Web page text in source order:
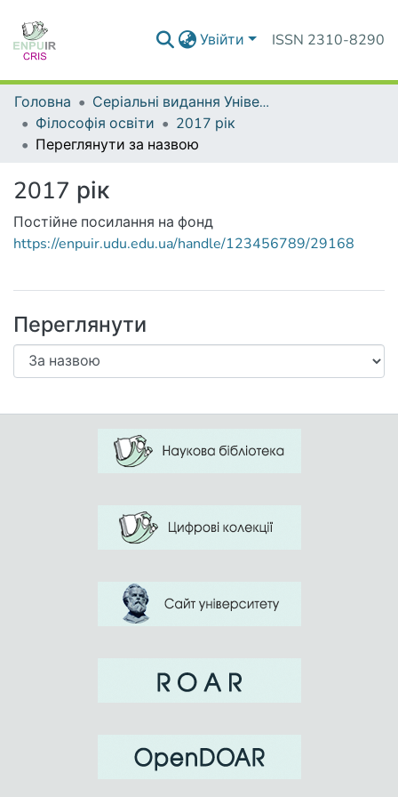
Увійти ISSN 2310-8290
Головна
Серіальні видання Університету
Філософія освіти
2017 рік
Переглянути за назвою
2017 рік
Постійне посилання на фонд
https://enpuir.udu.edu.ua/handle/123456789/29168
Переглянути